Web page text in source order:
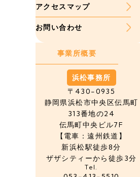
アクセスマップ
お問い合わせ
事業所概要
浜松事務所
〒430-0935
静岡県浜松市中央区伝馬町
313番地の24
伝馬町中央ビル7F
【電車：遠州鉄道】
新浜松駅徒歩8分
ザザシティーから徒歩3分
Tel.